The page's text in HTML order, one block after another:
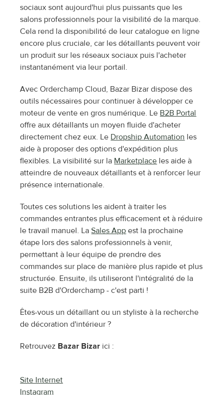
sociaux sont aujourd'hui plus puissants que les
salons professionnels pour la visibilité de la marque.
Cela rend la disponibilité de leur catalogue en ligne
encore plus cruciale, car les détaillants peuvent voir
un produit sur les réseaux sociaux puis l'acheter
instantanément via leur portail.
Avec Orderchamp Cloud, Bazar Bizar dispose des
outils nécessaires pour continuer à développer ce
moteur de vente en gros numérique. Le B2B Portal
offre aux détaillants un moyen fluide d'acheter
directement chez eux. Le Dropship Automation les
aide à proposer des options d'expédition plus
flexibles. La visibilité sur la Marketplace les aide à
atteindre de nouveaux détaillants et à renforcer leur
présence internationale.
Toutes ces solutions les aident à traiter les
commandes entrantes plus efficacement et à réduire
le travail manuel. La Sales App est la prochaine
étape lors des salons professionnels à venir,
permettant à leur équipe de prendre des
commandes sur place de manière plus rapide et plus
structurée. Ensuite, ils utiliseront l'intégralité de la
suite B2B d'Orderchamp - c'est parti !
Êtes-vous un détaillant ou un styliste à la recherche
de décoration d'intérieur ?
Retrouvez Bazar Bizar ici :
Site Internet
Instagram